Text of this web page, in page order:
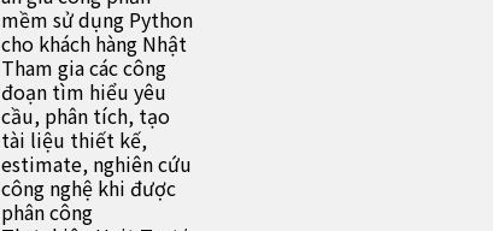
mềm sử dụng Python
cho khách hàng Nhật
Tham gia các công
đoạn tìm hiểu yêu
cầu, phân tích, tạo
tài liệu thiết kế,
estimate, nghiên cứu
công nghệ khi được
phân công